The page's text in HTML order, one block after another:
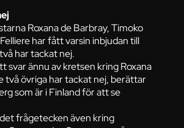
Roxana de Barbray, Timoko
har fått varsin inbjudan till
har tackat nej.
svar ännu av kretsen kring Roxana
två övriga har tackat nej, berättar
som är i Finland för att se
frågetecken även kring